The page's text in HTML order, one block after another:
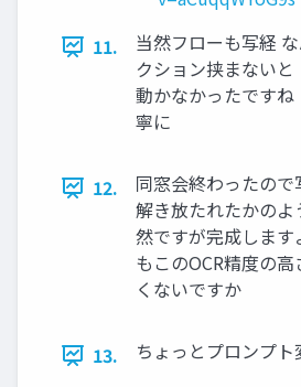
11.
当然フローも写経
クション挟まないと
動かなかったですね
寧に
12.
同窓会終わったの
解き放たれたかのよ
然ですが完成します
もこのOCR精度の
くないですか
13. ちょっとプロンプ